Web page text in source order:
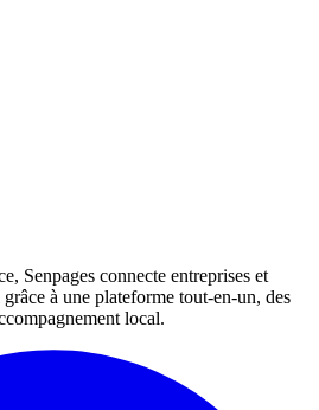
Senpages connecte entreprises et
à une plateforme tout-en-un, des
local.